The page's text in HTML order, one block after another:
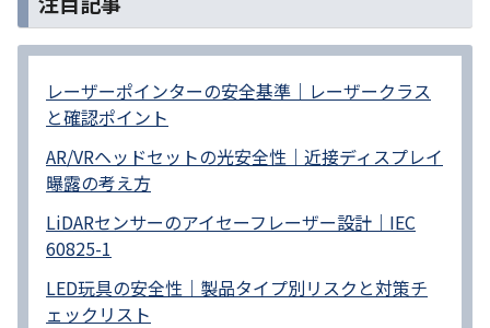
レーザーポインターの安全基準｜レーザークラス
と確認ポイント
AR/VRヘッドセットの光安全性｜近接ディスプレイ
曝露の考え方
LiDARセンサーのアイセーフレーザー設計｜IEC
60825-1
LED玩具の安全性｜製品タイプ別リスクと対策チ
ェックリスト